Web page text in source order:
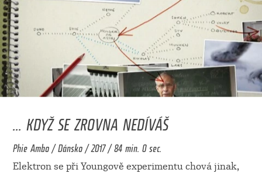
... KDYŽ SE ZROVNA NEDÍVÁŠ
Phie Ambo / Dánsko / 2017 / 84 min. 0 sec.
Elektron se při Youngově experimentu chová jinak,